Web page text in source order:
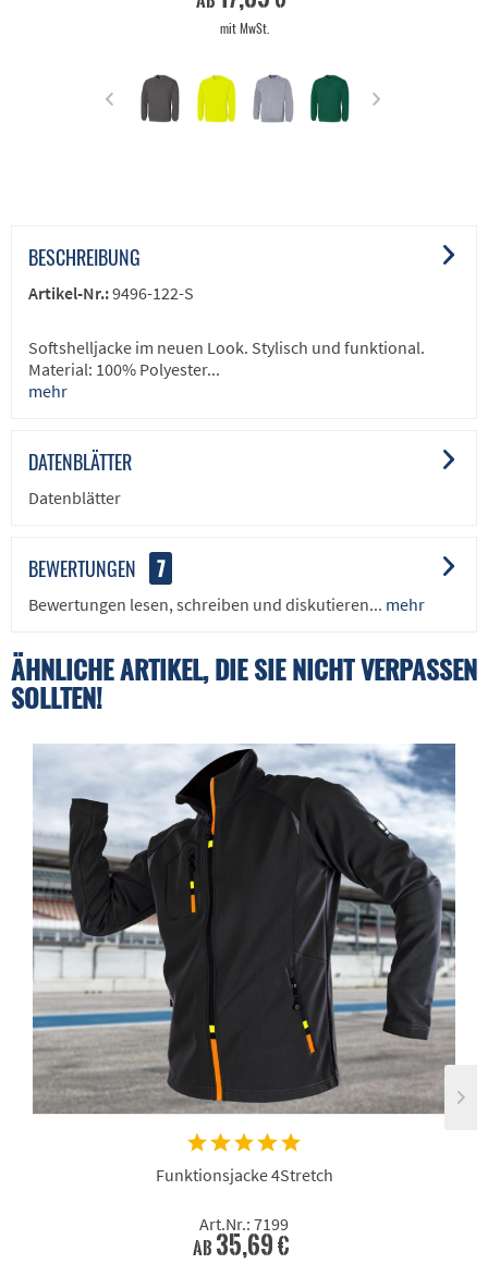
mit MwSt.
BESCHREIBUNG
Artikel-Nr.:9496-122-S
Softshelljacke im neuen Look. Stylisch und funktional.
Material: 100% Polyester...
mehr
DATENBLÄTTER
Datenblätter
BEWERTUNGEN 7
Bewertungen lesen, schreiben und diskutieren... mehr
ÄHNLICHE ARTIKEL, DIE SIE NICHT VERPASSEN
SOLLTEN!
Funktionsjacke 4Stretch
Art.Nr.: 7199
ab 35,69 €